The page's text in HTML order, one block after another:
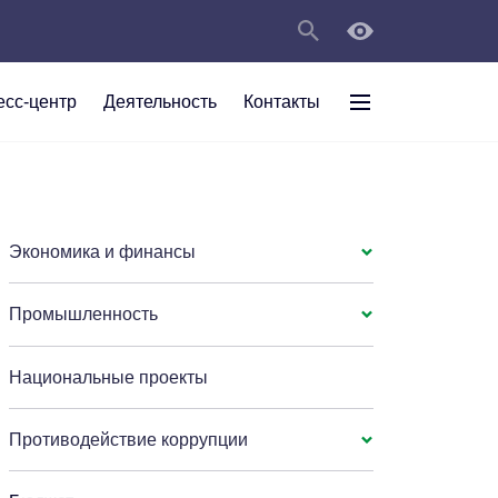
центр Деятельность Контакты
Экономика и финансы
Промышленность
Национальные проекты
Противодействие коррупции